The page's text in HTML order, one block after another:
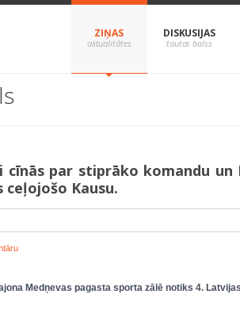
ZIŅAS DISKUSIJAS
cīnās par stiprāko komandu
ceļojošo Kausu.
Medņevas pagasta sporta zālē notiks 4.